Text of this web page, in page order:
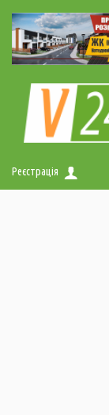
Реєстрація